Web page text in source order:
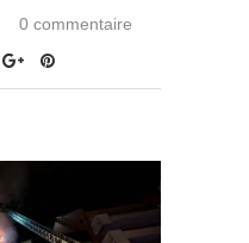
0 commentaire